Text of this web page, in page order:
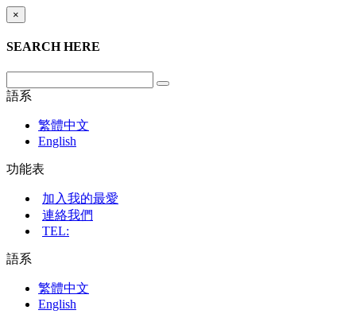
×
SEARCH HERE
語系
繁體中文
English
功能表
加入我的最愛
連絡我們
TEL:
語系
繁體中文
English